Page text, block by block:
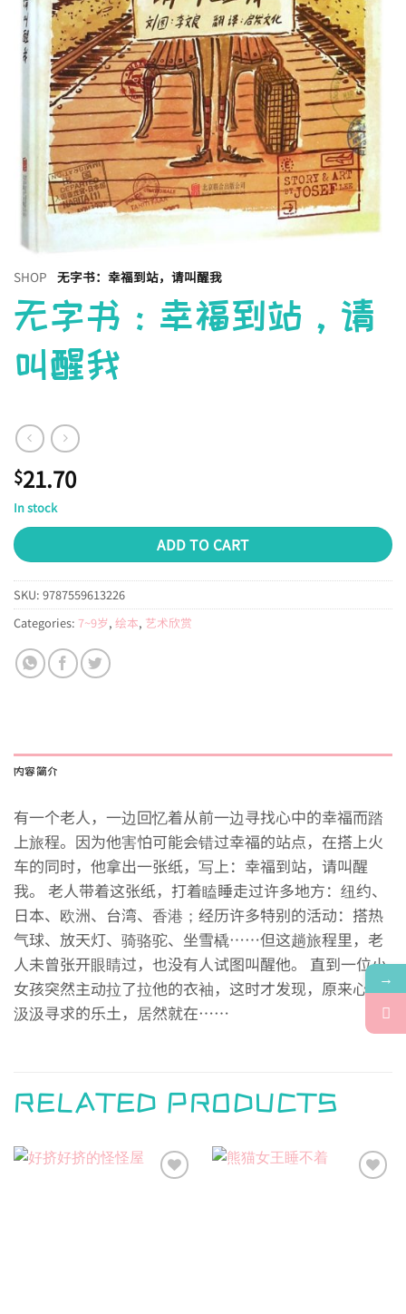
SHOP 无字书：幸福到站，请叫醒我
无字书：幸福到站，请
叫醒我
$21.70
In stock
ADD TO CART
SKU: 9787559613226
Categories: 7~9岁, 绘本, 艺术欣赏
内容简介
有一个老人，一边回忆着从前一边寻找心中的幸福而踏
上旅程。因为他害怕可能会错过幸福的站点，在搭上火
车的同时，他拿出一张纸，写上：幸福到站，请叫醒
我。 老人带着这张纸，打着瞌睡走过许多地方：纽约、
日本、欧洲、台湾、香港；经历许多特别的活动：搭热
气球、放天灯、骑骆驼、坐雪橇……但这趟旅程里，老
人未曾张开眼睛过，也没有人试图叫醒他。 直到一位小
女孩突然主动拉了拉他的衣袖，这时才发现，原来心中
汲汲寻求的乐土，居然就在……
RELATED PRODUCTS
→